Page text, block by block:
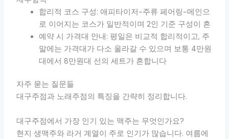
합리적 코스 구성: 애피타이저-주류 페어링-메인으
로 이어지는 코스가 일반적이며 2인 기준 구성이 흔
예약 시 가격대 안내: 평일은 비교적 합리적이고, 주
말에는 가격대가 다소 올라갈 수 있으며 보통 4만원
대에서 8만원대 선의 세트가 흔합니다
자주 묻는 질문들
대구주점과 노래주점의 특징을 간략히 정리합니다.
대구주점에서 가장 인기 있는 맥주는 무엇인가요?
현지 생맥주와 라거 계열이 주로 인기가 많습니다. 여름에